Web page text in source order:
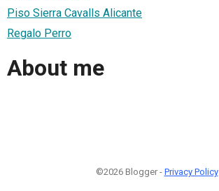
Piso Sierra Cavalls Alicante
Regalo Perro
About me
©2026 Blogger - Privacy Policy